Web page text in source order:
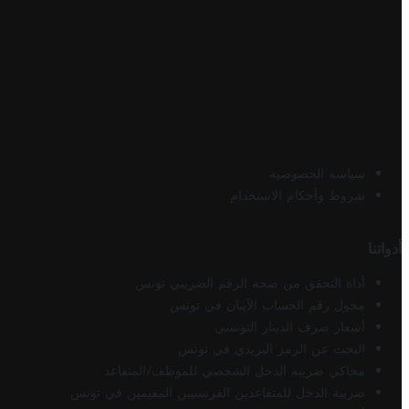
سياسة الخصوصية
شروط وأحكام الاستخدام
أدواتنا
أداة التحقق من صحة الرقم الضريبي تونس
محول رقم الحساب الآيبان في تونس
أسعار صرف الدينار التونسي
البحث عن الرمز البريدي في تونس
محاكي ضريبة الدخل الشخصي للموظف/المتقاعد
ضريبة الدخل للمتقاعدين الفرنسيين المقيمين في تونس